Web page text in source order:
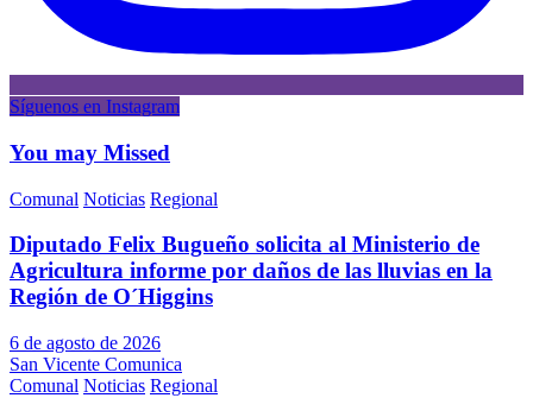
Síguenos en Instagram
You may Missed
Comunal Noticias Regional
Diputado Felix Bugueño solicita al Ministerio de
Agricultura informe por daños de las lluvias en la
Región de O´Higgins
6 de agosto de 2026
San Vicente Comunica
Comunal Noticias Regional